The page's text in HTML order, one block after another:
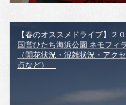
【春のオススメドライブ】２
国営ひたち海浜公園 ネモフィ
（開花状況・混雑状況・アク
点など）